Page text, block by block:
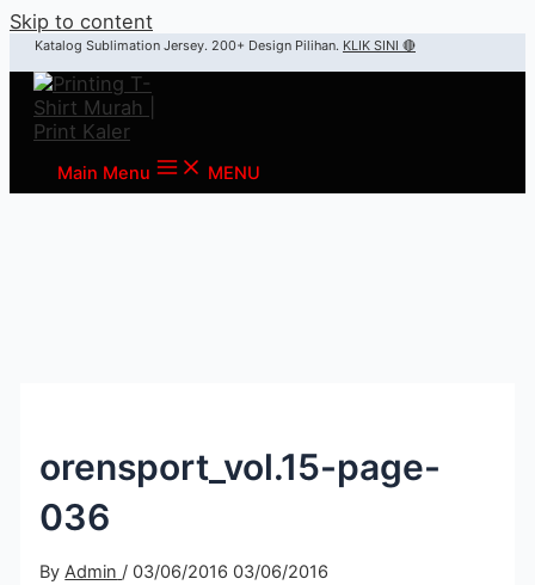
Skip to content
Katalog Sublimation Jersey. 200+ Design Pilihan. KLIK SINI 🔴
Main Menu MENU
orensport_vol.15-page-
036
ByAdmin / 03/06/2016 03/06/2016